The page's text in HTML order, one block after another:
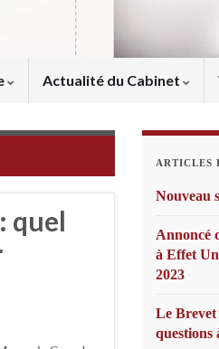
Actualité du Cabinet
quel
ARTICLES
Nouveau
Annoncé
à Effet
2023
Le
questions